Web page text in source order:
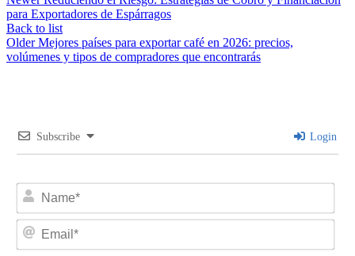
para Exportadores de Espárragos
Back to list
Older Mejores países para exportar café en 2026: precios,
volúmenes y tipos de compradores que encontrarás
Subscribe Login